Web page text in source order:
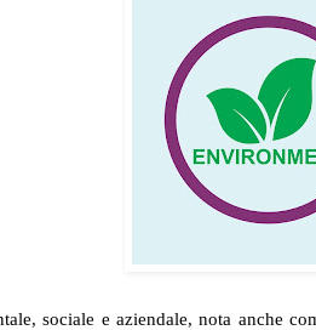
sociale e aziendale, nota anche